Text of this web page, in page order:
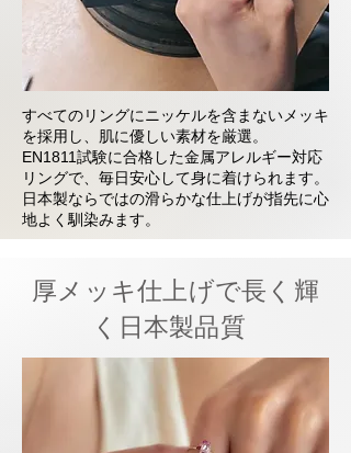
すべてのリングにニッケルを含まないメッキ
を採用し、肌に優しい素材を厳選。
EN1811試験に合格した金属アレルギー対応
リングで、毎日安心して身に着けられます。
日本製ならではの滑らかな仕上げが指先に心
地よく馴染みます。
厚メッキ仕上げで長く輝
く日本製品質